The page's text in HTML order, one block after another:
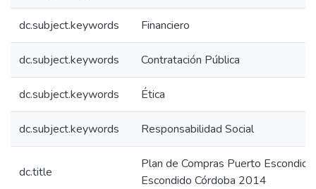
dc.subject.keywords Financiero
dc.subject.keywords Contratación Pública
dc.subject.keywords Ética
dc.subject.keywords Responsabilidad Social
dc.title
Plan de Compras Puerto
Escondido Córdoba 2014